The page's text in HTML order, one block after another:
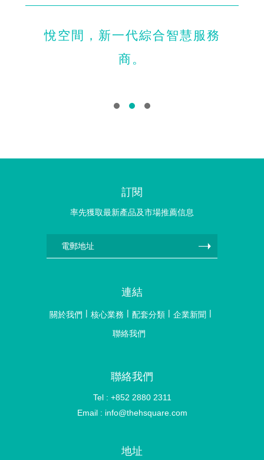
悅空間，新一代綜合智慧服務
商。
訂閱
率先獲取最新產品及市場推薦信息
連結
關於我們 核心業務 配套分類
企業新聞
聯絡我們
聯絡我們
Tel : +852 2880 2311
Email : info@thehsquare.com
地址